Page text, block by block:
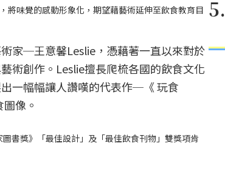
將味覺的感動形象化，期望藉藝術延伸至飲食教育目
家─王意馨Leslie，憑藉著一直以來對於
術創作。Leslie擅長爬梳各國的飲食文化
一幅幅讓人讚嘆的代表作─《 玩食
像。
書獎》「最佳設計」及「最佳飲食刊物」雙獎項肯
5.